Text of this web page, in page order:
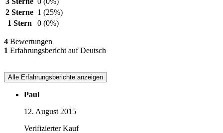
2 Sterne 1 (25%)
1 Stern
0 (0%)
4 Bewertungen
1 Erfahrungsbericht auf Deutsch
Alle Erfahrungsberichte anzeigen
Paul
12. August 2015
Verifizierter Kauf